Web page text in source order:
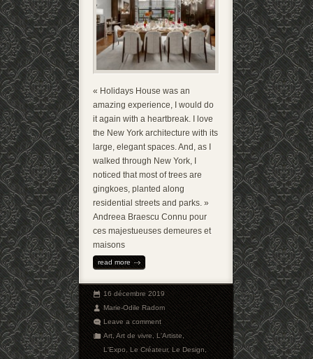
« Holidays House was an
amazing experience, I would do
it again with a heartbreak. I love
the New York architecture with its
large, elegant spaces. And, as I
walked through New York, I
noticed that most of trees are
gingkoes, planted along
residential streets and parks. »
Andreea Braescu Connu pour
ces majestueuses demeures et
maisons
read more
16 décembre 2019
Marie-Odile Radom
Leave a comment
Art,Art de vivre,L'Artiste,
L'Expo,Le Créateur,Le Design,